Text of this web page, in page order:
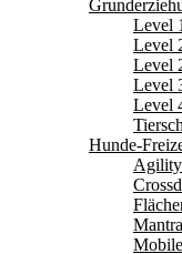
Level
Level
Level
Level
Level
Hunde-
Agility